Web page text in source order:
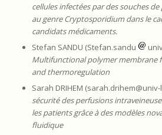
cellules infectées par des souches
au genre Cryptosporidium dans le
candidats médicaments.
Stefan SANDU (Stefan.sandu
Multifunctional polymer membrane
and thermoregulation
Sarah DRIHEM (sarah.drihem@univ-
sécurité des perfusions
les patients grâce à des modèles
fluidique